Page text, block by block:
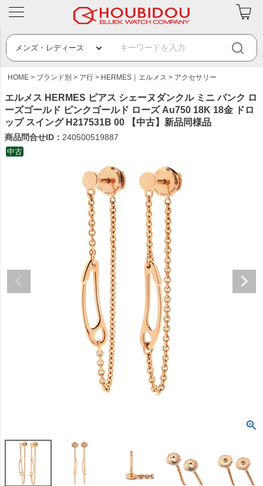
HOME ブランド別 ア行 HERMES｜エルメス アクセサリー
エルメス HERMES ピアス シェーヌダンクル ミニ パンク ロ
ーズゴールド ピンクゴールド ローズ Au750 18K 18金 ドロ
ップ スイング H217531B 00 【中古】新品同様品
商品問合せID： 240500519887
中古